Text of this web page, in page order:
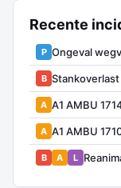
Recente
P Ongeval
B Stankoverlast
A A1 AMBU
A A1 AMBU
B A L